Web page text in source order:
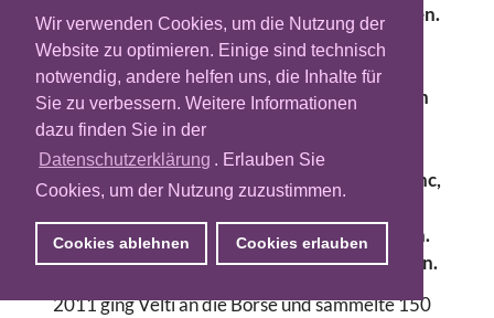
Wir verwenden Cookies, um die Nutzung der
Website zu optimieren. Einige sind technisch
notwendig, andere helfen uns, die Inhalte für
Sie zu verbessern. Weitere Informationen
dazu finden Sie in der
Datenschutzerklärung . Erlauben Sie
Cookies, um der Nutzung zuzustimmen.
Cookies ablehnen Cookies erlauben
Investmentgesellschaft Blackstone verkaufen.
Grund dafür ist die Zahlungsunfähigkeit des
mobilen Ad-Giganten, die zum Teil durch
Schuldenrückstände der Kunden entstanden
ist. Nicht nur die Geschäfte von Velti Inc.
werden verkauft, sondern auch die des
Wireless Applikations Anbieters Air2Web Inc,
Air2Web India, Velti DR Limited und der
Mobile Interactive Group in Großbritannien.
Der Verkauf soll bis Ende 2013 vollzogen sein.
2011 ging Velti an die Börse und sammelte 150